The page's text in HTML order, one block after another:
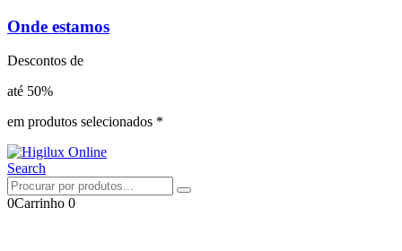
Onde estamos
Descontos de
até 50%
em produtos selecionados *
Search
0Carrinho 0